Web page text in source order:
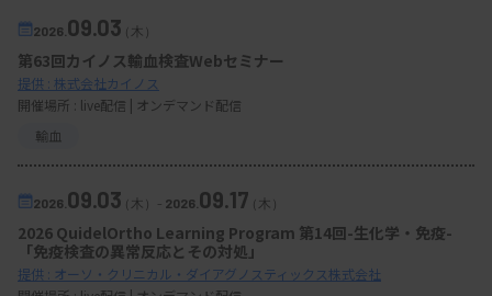
2026. 09.03（木）
第63回カイノス輸血検査Webセミナー
提供 : 株式会社カイノス
開催場所 : live配信 | オンデマンド配信
輸血
2026. 09.03（木） - 2026. 09.17（木）
2026 QuidelOrtho Learning Program 第14回-生化学・免疫-
「免疫検査の異常反応とその対処」
提供 : オーソ・クリニカル・ダイアグノスティックス株式会社